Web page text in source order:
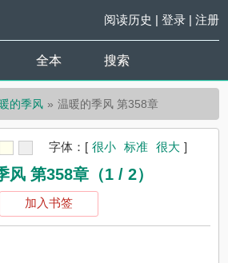
阅读历史 | 登录| 注册
全本 搜索
的季风 温暖的季风 第358章
字体： [ 很小 标准 很大 ]
风 第358章（1 / 2）
加入书签